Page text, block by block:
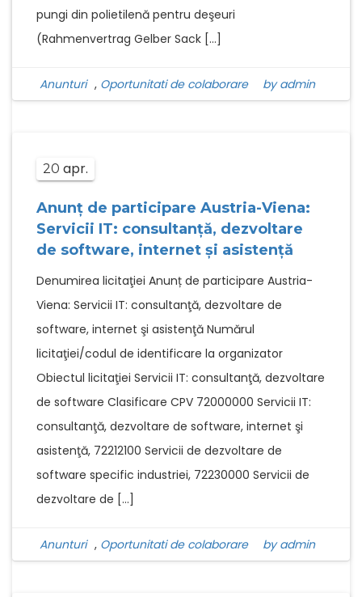
pungi din polietilenă pentru deşeuri
(Rahmenvertrag Gelber Sack […]
Anunturi , Oportunitati de colaborare by admin
20 apr.
Anunț de participare Austria-Viena:
Servicii IT: consultanţă, dezvoltare
de software, internet şi asistenţă
Denumirea licitaţiei Anunț de participare Austria-
Viena: Servicii IT: consultanţă, dezvoltare de
software, internet şi asistenţă Numărul
licitaţiei/codul de identificare la organizator
Obiectul licitaţiei Servicii IT: consultanţă, dezvoltare
de software Clasificare CPV 72000000 Servicii IT:
consultanţă, dezvoltare de software, internet şi
asistenţă, 72212100 Servicii de dezvoltare de
software specific industriei, 72230000 Servicii de
dezvoltare de […]
Anunturi , Oportunitati de colaborare by admin